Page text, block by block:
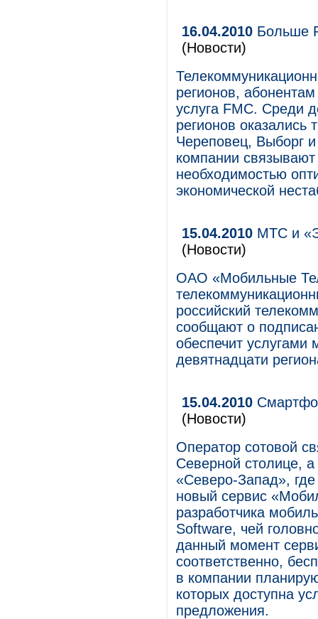
16.04.2010 Больше
(Новости)
регионов,
услуга FMC. Среди
регионов оказались
Череповец, Выборг
компании
необходимостью
экономической
15.04.2010 МТС и
(Новости)
ОАО «Мобильные
российский
сообщают о
обеспечит
девятнадцати
15.04.2010
(Новости)
Оператор сотовой
Северной столице,
«Северо-Запад»,
новый сервис
разработчика
Software, чей
данный момент
соответственно,
в компании
которых доступна
предложения.